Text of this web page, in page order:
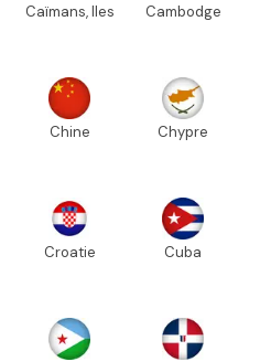
Caïmans, Iles Cambodge
Chine Chypre
Croatie Cuba